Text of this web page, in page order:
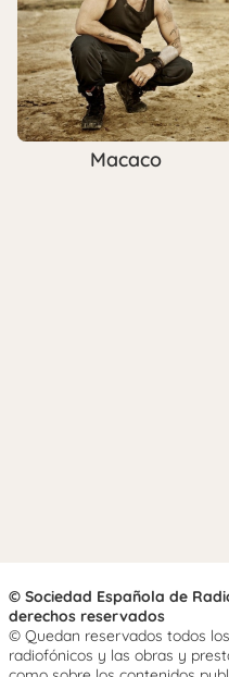
Macaco
© Sociedad Española de
derechos reservados
© Quedan reservados todos
radiofónicos y las obras y